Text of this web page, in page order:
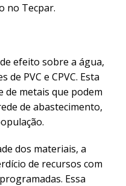
no Tecpar.
efeito sobre a água,
PVC e CPVC. Esta
de metais que podem
de abastecimento,
dos materiais, a
de recursos com
Essa